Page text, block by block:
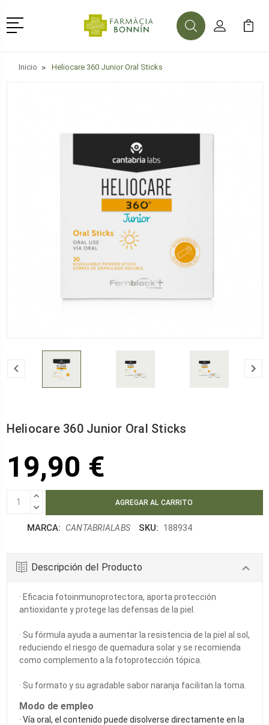
Menú
BuscarMi Cuenta
Mi
Inicio Heliocare 360 Junior Oral Sticks
Heliocare 360 Junior Oral Sticks
19,90 €
AUMENTAR
CANTIDAD:
DISMINUIR
MARCA: CANTABRIALABS SKU: 188934
Descripción del Producto
· Eficacia fotoinmunoprotectora, aporta protección
antioxidante y protege las defensas de la piel.
· Su fórmula ayuda a aumentar la resistencia de la piel al sol,
reduciendo el riesgo de quemadura solar y se recomienda
como complemento a la fotoprotección tópica.
· Su formato y su agradable sabor naranja facilitan la toma.
Modo de empleo
· Vía oral, el contenido puede disolverse directamente en la